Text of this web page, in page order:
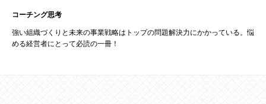
コーチング思考
強い組織づくりと未来の事業戦略はトップの問題解決力にかかっている。悩
める経営者にとって必読の一冊！